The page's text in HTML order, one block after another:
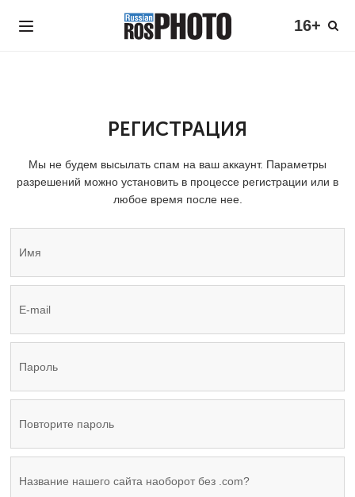
16+
РЕГИСТРАЦИЯ
Мы не будем высылать спам на ваш аккаунт. Параметры
разрешений можно установить в процессе регистрации или в
любое время после нее.